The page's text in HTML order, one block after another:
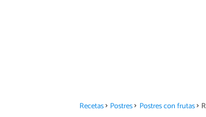
Recetas Postres Postres con frutas